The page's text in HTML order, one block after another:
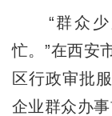
“群众少
忙。”在西安
区行政审批
企业群众办事